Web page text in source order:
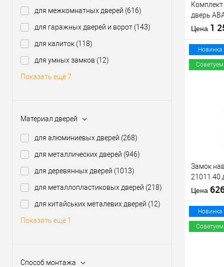
для межкомнатных дверей (616)
для гаражных дверей и ворот (143)
для калиток (118)
для умных замков (12)
Показать ещё 7
Материал дверей
для алюминиевых дверей (268)
для металлических дверей (946)
для деревянных дверей (1013)
для металлопластиковых дверей (218)
для китайських металевих дверей (12)
Показать ещё 1
Способ монтажа
Материал
Страна
Статус
дверь
Цена 1
Материал
Страна
Новинка
Советуем
Замок
21011.40
мм, 2
Цена
Новинка
Советуем